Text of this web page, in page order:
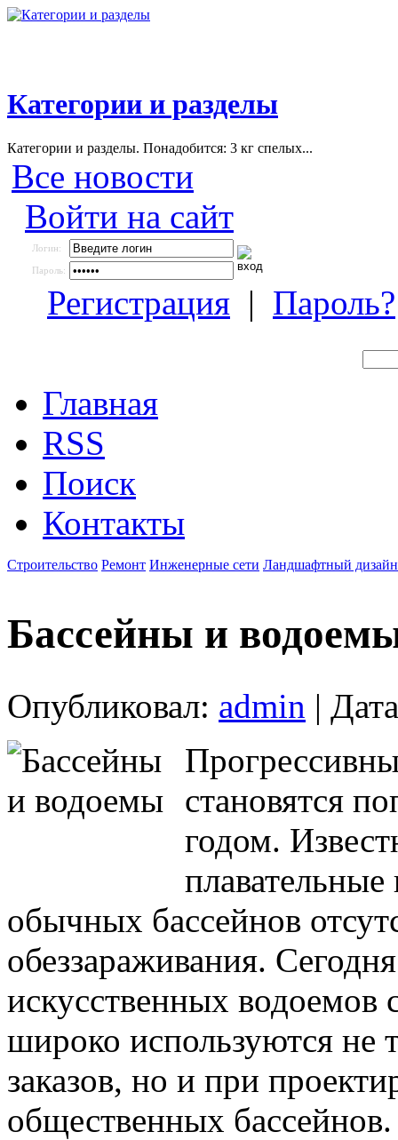
Категории и разделы
Категории и разделы. Понадобится: 3 кг спелых...
Все новости
Войти на сайт
Логин:
Пароль:
Регистрация | Пароль?
Главная
RSS
Поиск
Контакты
Строительство Ремонт Инженерные сети Ландшафтный дизайн
Бассейны и
Опубликовал: admin |
становятся
годом.
обычных бассейнов
обеззараживания.
искусственных водоемов
широко используются не
заказов, но и при
общественных бассейнов.